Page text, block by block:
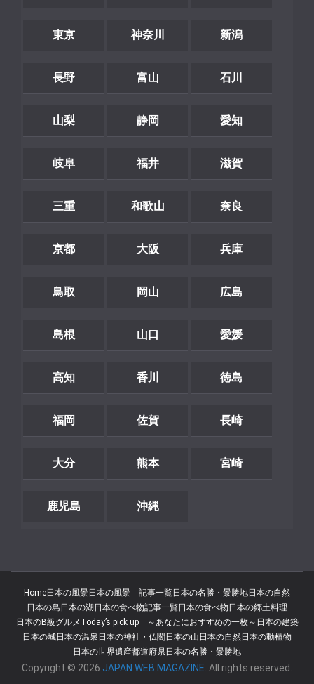
東京 神奈川 新潟
長野 富山 石川
山梨 静岡 愛知
岐阜 福井 滋賀
三重 和歌山 奈良
京都 大阪 兵庫
鳥取 岡山 広島
島根 山口 愛媛
高知 香川 徳島
福岡 佐賀 長崎
大分 熊本 宮崎
鹿児島 沖縄
Home日本の風景日本の風景 記事一覧日本の名勝・景勝地日本の自然
日本の島 日本の湖 日本の食べ物記事一覧日本の食べ物 日本の郷土料理
日本のB級グルメ Today’s pick up ～あなたにおすすめの一枚～ 日本の建築
日本の城日本の温泉 日本の神社・仏閣 日本の山 日本の自然日本の動植物
日本の世界遺産都道府県日本の名勝・景勝地
Copyright © 2026 JAPAN WEB MAGAZINE. All rights reserved.